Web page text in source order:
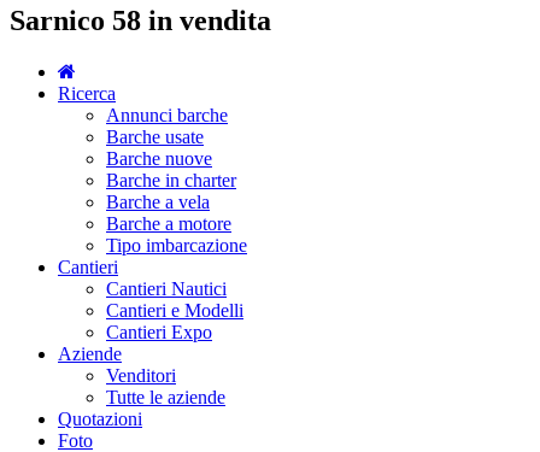
Sarnico 58 in vendita
Ricerca
Annunci barche
Barche usate
Barche nuove
Barche in charter
Barche a vela
Barche a motore
Tipo imbarcazione
Cantieri
Cantieri Nautici
Cantieri e Modelli
Cantieri Expo
Aziende
Venditori
Tutte le aziende
Quotazioni
Foto